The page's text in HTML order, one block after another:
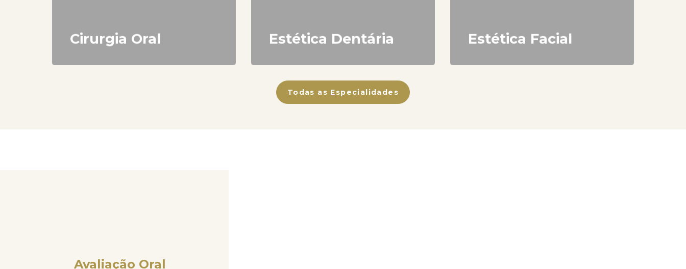
Cirurgia Oral Estética Dentária Estética Facial
Todas as Especialidades
Avaliação Oral